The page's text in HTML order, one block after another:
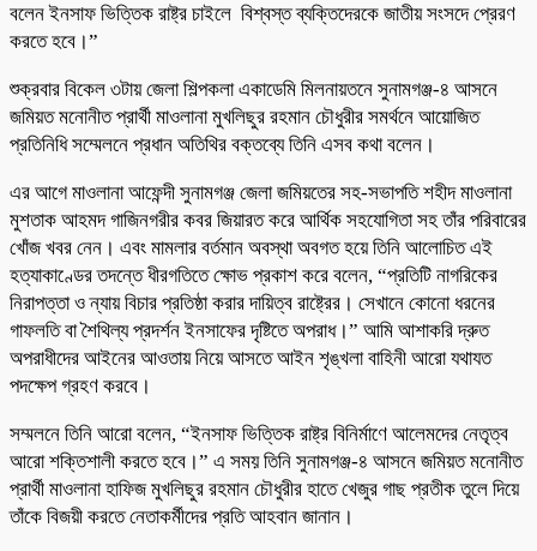
বলেন ইনসাফ ভিত্তিক রাষ্ট্র চাইলে বিশ্বস্ত ব্যক্তিদেরকে জাতীয় সংসদে প্রেরণ
করতে হবে।”
শুক্রবার বিকেল ৩টায় জেলা শিল্পকলা একাডেমি মিলনায়তনে সুনামগঞ্জ-৪ আসনে
জমিয়ত মনোনীত প্রার্থী মাওলানা মুখলিছুর রহমান চৌধুরীর সমর্থনে আয়োজিত
প্রতিনিধি সম্মেলনে প্রধান অতিথির বক্তব্যে তিনি এসব কথা বলেন।
এর আগে মাওলানা আফেন্দী সুনামগঞ্জ জেলা জমিয়তের সহ-সভাপতি শহীদ মাওলানা
মুশতাক আহমদ গাজিনগরীর কবর জিয়ারত করে আর্থিক সহযোগিতা সহ তাঁর পরিবারের
খোঁজ খবর নেন। এবং মামলার বর্তমান অবস্থা অবগত হয়ে তিনি আলোচিত এই
হত্যাকাণ্ডের তদন্তে ধীরগতিতে ক্ষোভ প্রকাশ করে বলেন, “প্রতিটি নাগরিকের
নিরাপত্তা ও ন্যায় বিচার প্রতিষ্ঠা করার দায়িত্ব রাষ্ট্রের। সেখানে কোনো ধরনের
গাফলতি বা শৈথিল্য প্রদর্শন ইনসাফের দৃষ্টিতে অপরাধ।” আমি আশাকরি দ্রুত
অপরাধীদের আইনের আওতায় নিয়ে আসতে আইন শৃঙ্খলা বাহিনী আরো যথাযত
পদক্ষেপ গ্রহণ করবে।
সম্মলনে তিনি আরো বলেন, “ইনসাফ ভিত্তিক রাষ্ট্র বিনির্মাণে আলেমদের নেতৃত্ব
আরো শক্তিশালী করতে হবে।” এ সময় তিনি সুনামগঞ্জ-৪ আসনে জমিয়ত মনোনীত
প্রার্থী মাওলানা হাফিজ মুখলিছুর রহমান চৌধুরীর হাতে খেজুর গাছ প্রতীক তুলে দিয়ে
তাঁকে বিজয়ী করতে নেতাকর্মীদের প্রতি আহবান জানান।